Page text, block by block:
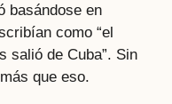
basándose en
como “el
salió de Cuba”. Sin
que eso.